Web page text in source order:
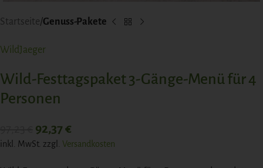
Startseite Genuss-Pakete
WildJaeger
Wild-Festtagspaket 3-Gänge-Menü für 4
Personen
92,37 €
inkl. MwSt. zzgl. Versandkosten